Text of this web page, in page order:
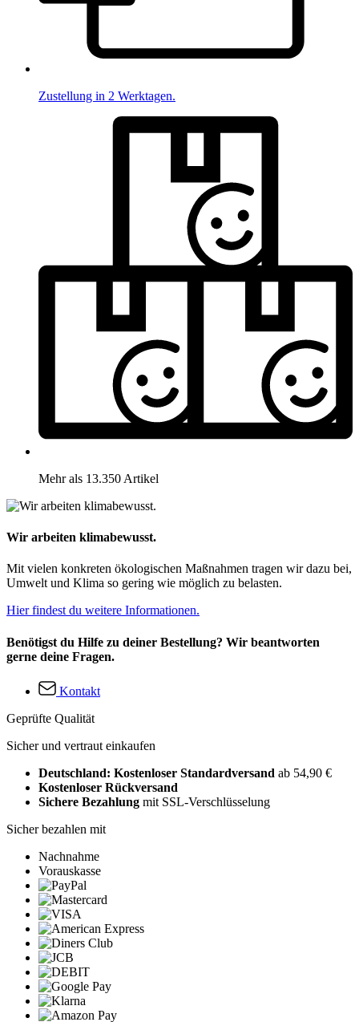
Zustellung in 2 Werktagen.
Mehr als 13.350 Artikel
Wir arbeiten klimabewusst.
Mit vielen konkreten ökologischen Maßnahmen tragen wir dazu bei,
Umwelt und Klima so gering wie möglich zu belasten.
Hier findest du weitere Informationen.
Benötigst du Hilfe zu deiner Bestellung? Wir beantworten
gerne deine Fragen.
Kontakt
Geprüfte Qualität
Sicher und vertraut einkaufen
Deutschland: Kostenloser Standardversand ab 54,90 €
Kostenloser Rückversand
Sichere Bezahlung mit SSL-Verschlüsselung
Sicher bezahlen mit
Nachnahme
Vorauskasse